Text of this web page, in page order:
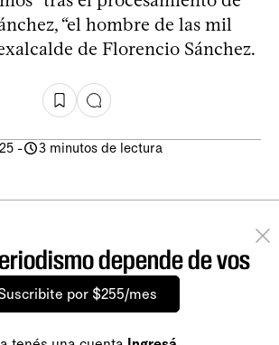
“el hombre de las mil
de Florencio Sánchez.
- 3 minutos de lectura
depende de vos
por $255/mes